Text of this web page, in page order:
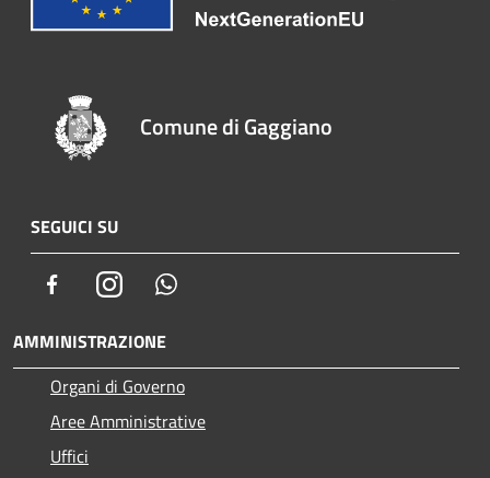
Comune di Gaggiano
SEGUICI SU
FacebookInstagram
AMMINISTRAZIONE
Organi di Governo
Aree Amministrative
Uffici